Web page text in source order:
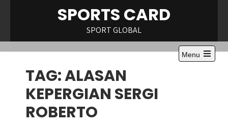
SPORTS CARD
SPORT GLOBAL
Menu
Open
TAG:ALASAN
KEPERGIAN SERGI
ROBERTO